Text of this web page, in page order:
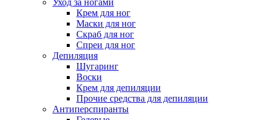
Крем для ног
Маски для ног
Скраб для ног
Спреи для ног
Депиляция
Шугаринг
Воски
Крем для депиляции
Прочие средства для депиляции
Антиперспиранты